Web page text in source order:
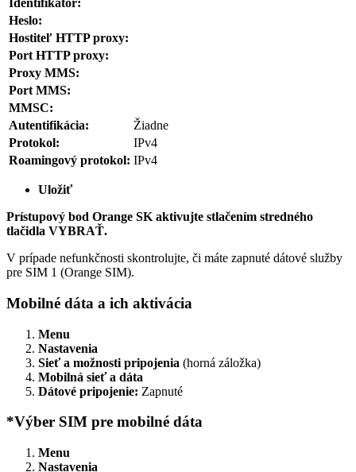
Identifikátor:
Heslo:
Hostiteľ HTTP proxy:
Port HTTP proxy:
Proxy MMS:
Port MMS:
MMSC:
Autentifikácia:
Žiadne
Protokol:
IPv4
Roamingový protokol: IPv4
Uložiť
Prístupový bod Orange SK aktivujte stlačením stredného
tlačidla VYBRAŤ.
V prípade nefunkčnosti skontrolujte, či máte zapnuté dátové služby
pre SIM 1 (Orange SIM).
Mobilné dáta a ich aktivácia
Menu
Nastavenia
Sieť a možnosti pripojenia (horná záložka)
Mobilná sieť a dáta
Dátové pripojenie: Zapnuté
*Výber SIM pre mobilné dáta
Menu
Nastavenia